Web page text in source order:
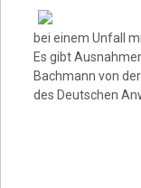
bei einem Unfall
Es gibt
Bachmann von
des Deutschen